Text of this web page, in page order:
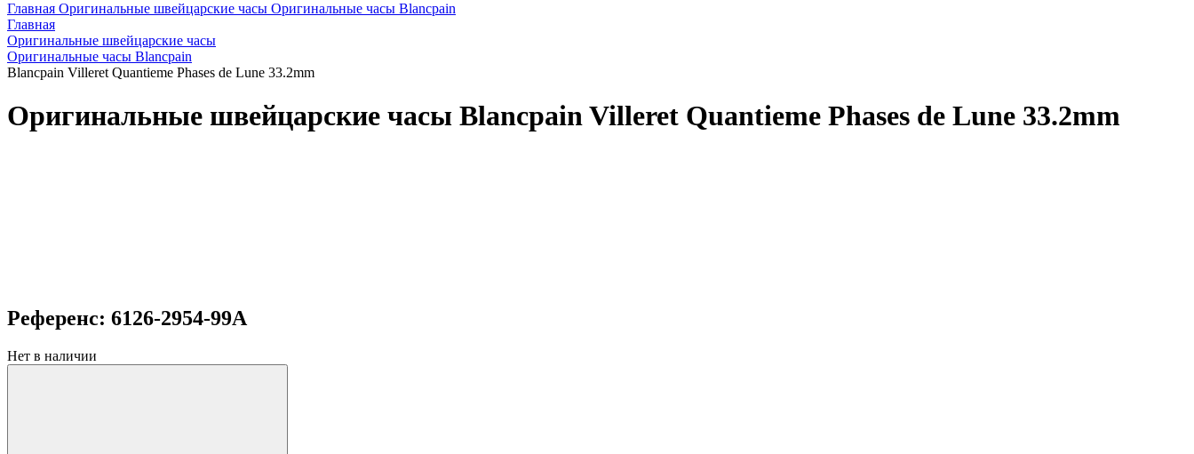
Главная Оригинальные швейцарские часы Оригинальные часы Blancpain
Главная
Оригинальные швейцарские часы
Оригинальные часы Blancpain
Blancpain Villeret Quantieme Phases de Lune 33.2mm
Оригинальные швейцарские часы Blancpain Villeret Quantieme Phases de Lune 33.2mm
Референс: 6126-2954-99A
Нет в наличии